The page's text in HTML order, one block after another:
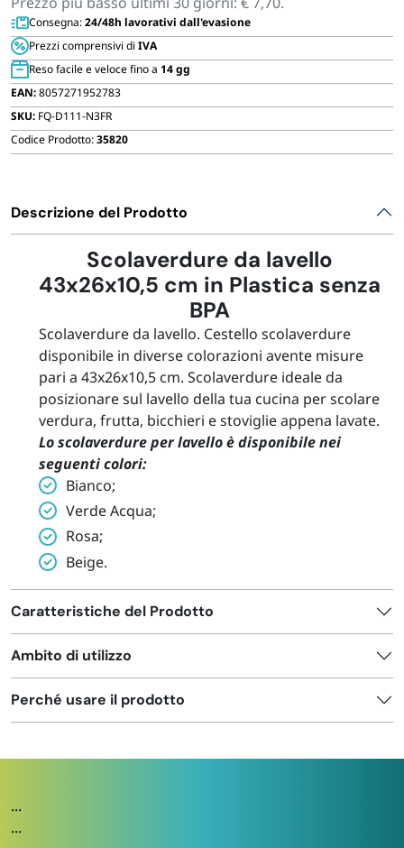
FORNITURE SETTORE HO.RE.CA
BIODEGRADABILE
Plastica
43x26x10,5
cm
quantità
Consegna:24/48h lavorativi dall'evasione
Prezzi comprensivi di IVA
Reso facile e veloce fino a 14 gg
EAN:8057271952783
SKU: FQ-D111-N3FR
Codice Prodotto:35820
Descrizione del Prodotto
Scolaverdure da lavello
43x26x10,5 cm in Plastica senza
BPA
Scolaverdure da lavello. Cestello scolaverdure
disponibile in diverse colorazioni avente misure
pari a 43x26x10,5 cm. Scolaverdure ideale da
posizionare sul lavello della tua cucina per scolare
verdura, frutta, bicchieri e stoviglie appena lavate.
Lo scolaverdure per lavello è disponibile nei
seguenti colori:
Bianco;
Verde Acqua;
Rosa;
Beige.
Caratteristiche del Prodotto
Ambito di utilizzo
Perché usare il prodotto
...
...